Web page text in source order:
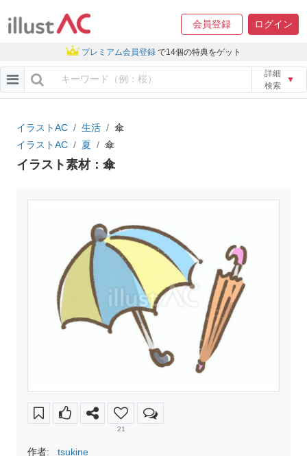
会員登録 ログイン
プレミアム会員登録 で14個の特典をゲット
詳細
検索
▼
イラストAC 生活
傘
イラストAC
夏 傘
イラスト素材：傘
21
作者: tsukine